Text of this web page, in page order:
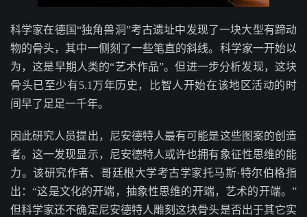
科学家在德国“独角兽洞”考古遗址中发现了一块大型有蹄动
物的骨头，其中一侧刻了一些笔直的斜线。科学家一开始以
为，这是早期人类的“艺术作品”。但进一步分析发现，这块
骨头已至少有5.1万年历史，比智人开始在该地区活动的时
间早了足足一千年。
因此研究人员提出，尼安德特人最有可能是这些图案的创造
者。这一发现显示，尼安德特人或许也拥有象征性思维的能
力。该研究作者、哥廷根大学考古学家托马斯·特尔伯格指
出：“这是文化的开端，抽象性思维的开端，艺术的开端。”
但科学家还不确定尼安德特人雕刻这块骨头是否出于其它实